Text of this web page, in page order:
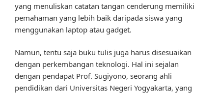
yang menuliskan catatan tangan cenderung memiliki
pemahaman yang lebih baik daripada siswa yang
menggunakan laptop atau gadget.
Namun, tentu saja buku tulis juga harus disesuaikan
dengan perkembangan teknologi. Hal ini sejalan
dengan pendapat Prof. Sugiyono, seorang ahli
pendidikan dari Universitas Negeri Yogyakarta, yang